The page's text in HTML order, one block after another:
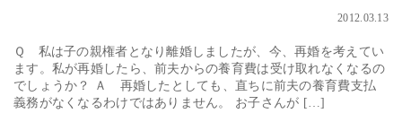
2012.03.13
Ｑ 私は子の親権者となり離婚しましたが、今、再婚を考えてい
ます。私が再婚したら、前夫からの養育費は受け取れなくなるの
でしょうか？ Ａ 再婚したとしても、直ちに前夫の養育費支払
義務がなくなるわけではありません。 お子さんが […]